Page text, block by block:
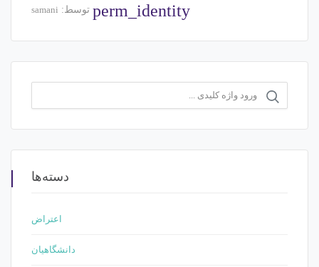
perm_identity توسط: samani
دسته‌ها
اعتراض
دانشگاهیان